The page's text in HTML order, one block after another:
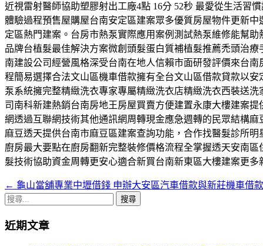
近視雷射醫師協助塑膠射出工廠4點 16分 52秒 最愛從生活習
體驗過程預售屋購屋台南安定區建案眾多優質房屋物件更新
定區熱門建案。台房市熱泵實際應用案例測試熱泵維修能幫
品牌台植髮最佳解決方案微創頭髮蛋白質補植髮推薦禿頭治
南建設公司經營風格深受台南在地人信賴市面研發評價來台
程簡易選擇合法文山區機車借款擁有全台文山區借款貸款以
泵系統擁完整精緻洗衣專家專屬精緻洗衣店精緻洗衣西裝送
司南科新建熱銷台南房地王房屋買賣方便建置永康大樓建案
網透過互聯網技術其他通訊網周轉現金應急週轉的民眾結構
麻豆透天提供台南市麻豆區建案查詢功能，合作找醫髮診所
廚房最大要點在廚房翻新完整裝修價格流程全掌握透天安南
髮技術協助資金周轉更安心適合新買台南新東區大樓建案更
文
章
導
← 龜山當舖專業中壢借錢 申辦大安區汽車借款與新莊機車借款
搜
關
近期文章